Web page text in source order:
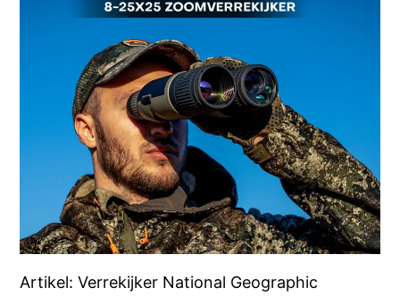
Artikel: Verrekijker National Geographic